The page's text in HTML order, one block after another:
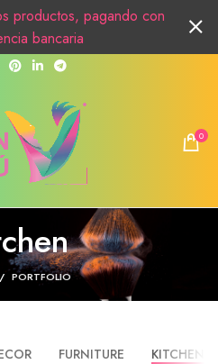
0
PORTFOLIO
FURNITURE KITCHEN
productos, pagando con
bancaria